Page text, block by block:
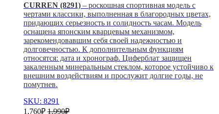
CURREN (8291) – роскошная спортивная модель с
чертами классики, выполненная в благородных цветах,
придающих серьезность и солидность часам. Модель
оснащена японским кварцевым механизмом,
зарекомендовавшим себя своей надежностью и
долговечностью. К дополнительным функциям
относятся: дата и хронограф. Циферблат защищен
закаленным минеральным стеклом, которое устойчиво к
внешним воздействиям и прослужит долгие годы, не
помутнев.
SKU: 8291
1,760₽ 1,990₽